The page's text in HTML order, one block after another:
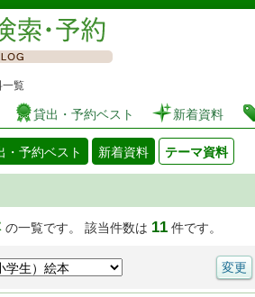
図書館 蔵書検索・予約
一覧
貸出・予約ベスト 新着資料
・予約ベスト 新着資料 テーマ資料
の一覧です。 該当件数は 11 件です。